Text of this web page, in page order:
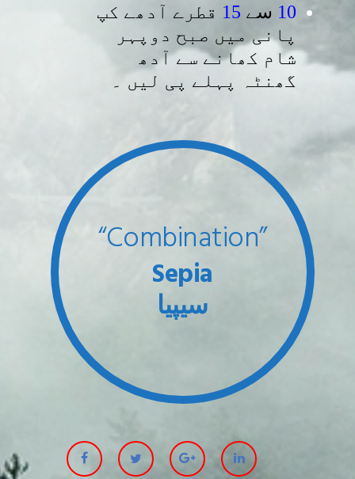
10 سے 15 قطرے آدھے کپ
پانی میں صبح دوپہر
شام کھانے سے آدھ
گھنٹہ پہلے پی لیں ۔
“Combination”
Sepia
سیپیا